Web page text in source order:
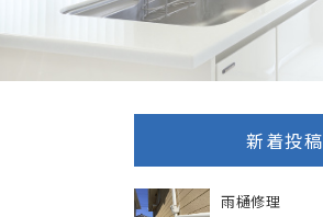
新着投稿
雨樋修理